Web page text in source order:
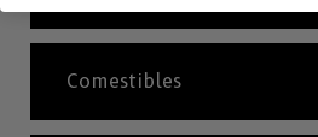
Comestibles